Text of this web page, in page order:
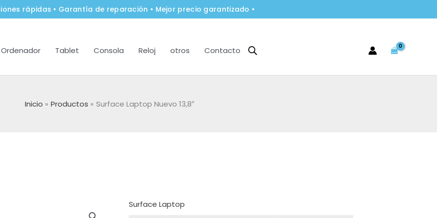
rápidas • Garantía de reparación • Mejor precio garantizado •
Ordenador Tablet Consola Reloj otros Contacto
Inicio Productos Surface Laptop Nuevo 13,8″
Surface Laptop